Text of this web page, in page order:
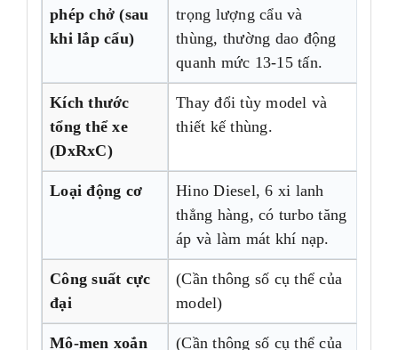
phép chở (sau
khi lắp cẩu)
trọng lượng cẩu và
thùng, thường dao động
quanh mức 13-15 tấn.
Kích thước
tổng thể xe
(DxRxC)
Thay đổi tùy model và
thiết kế thùng.
Loại động cơ
Hino Diesel, 6 xi lanh
thẳng hàng, có turbo tăng
áp và làm mát khí nạp.
Công suất cực
đại
(Cần thông số cụ thể của
model)
Mô-men xoắn (Cần thông số cụ thể của